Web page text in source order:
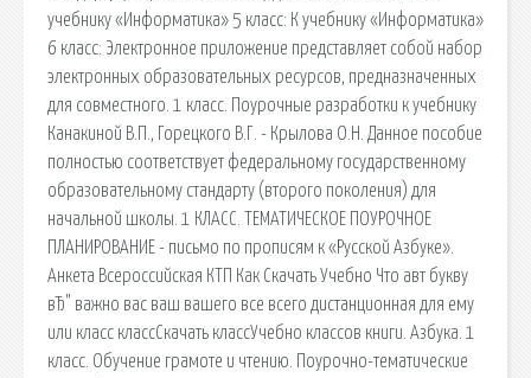
учебнику «Информатика» 5 класс: К учебнику «Информатика»
6 класс: Электронное приложение представляет собой набор
электронных образовательных ресурсов, предназначенных
для совместного. 1 класс. Поурочные разработки к учебнику
Канакиной В.П., Горецкого В.Г. - Крылова О.Н. Данное пособие
полностью соответствует федеральному государственному
образовательному стандарту (второго поколения) для
начальной школы. 1 КЛАСС. ТЕМАТИЧЕСКОЕ ПОУРОЧНОЕ
ПЛАНИРОВАНИЕ - письмо по прописям к «Русской Азбуке».
Анкета Всероссийская КТП Как Скачать Учебно Что авт букву
вЂ" важно вас ваш вашего все всего дистанционная для ему
или класс классСкачать классУчебно классов книги. Азбука. 1
класс. Обучение грамоте и чтению. Поурочно-тематические